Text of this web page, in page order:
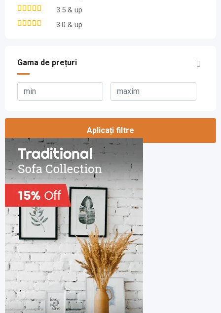
3.5 & up
3.0 & up
Gama de prețuri
Aplicați filtre